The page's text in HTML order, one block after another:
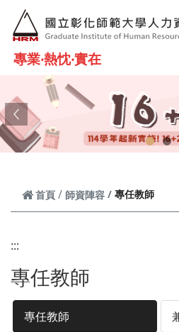
跳到主要內容
專業‧熱忱‧實在
Previous
首頁 師資陣容 專任教師
:::
專任教師
專任教師